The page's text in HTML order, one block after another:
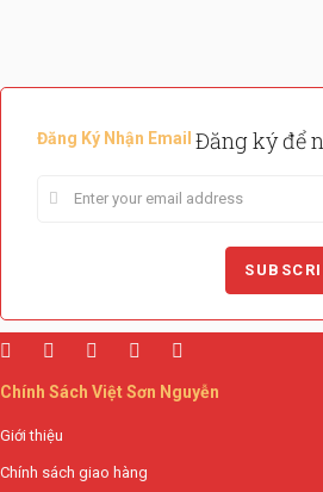
Đăng Ký Nhận Email Đăng ký để
Chính Sách Việt Sơn Nguyễn
Giới thiệu
Chính sách giao hàng